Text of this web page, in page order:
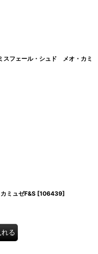
スフェール・シュド メオ・カミ
ミュゼF&S [106439]
る